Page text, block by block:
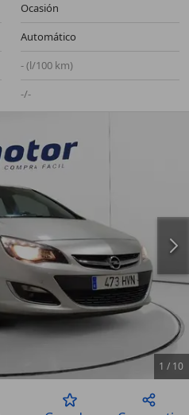
Ocasión
Automático
- (l/100 km)
-/-
1 / 10